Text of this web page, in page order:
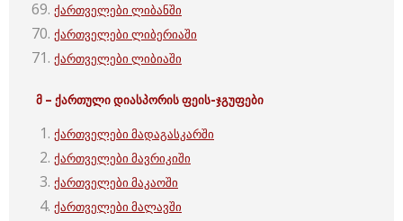
ქართველები ლიბანში
ქართველები ლიბერიაში
ქართველები ლიბიაში
მ – ქართულიდიასპორის ფეის-ჯგუფები
ქართველები მადაგასკარში
ქართველები მავრიკიში
ქართველები მაკაოში
ქართველები მალავში